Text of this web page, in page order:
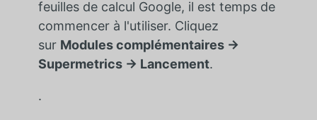
feuilles de calcul Google, il est temps de
commencer à l'utiliser. Cliquez
sur Modules complémentaires →
Supermetrics → Lancement.
.